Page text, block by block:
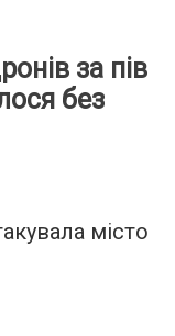
за пів
без
місто